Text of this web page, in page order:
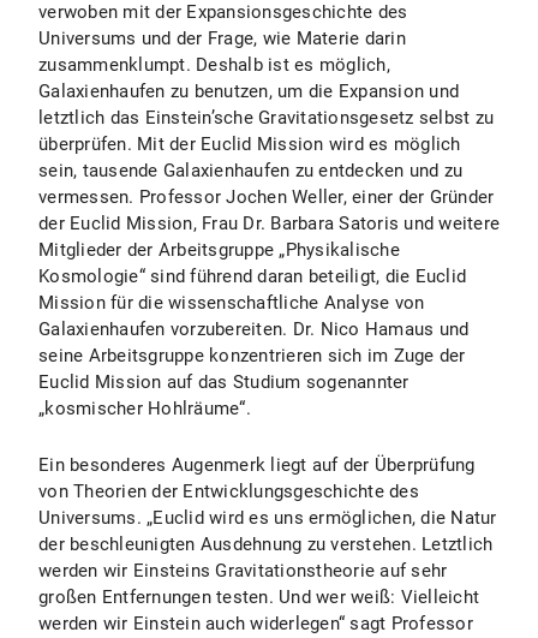
verwoben mit der Expansionsgeschichte des
Universums und der Frage, wie Materie darin
zusammenklumpt. Deshalb ist es möglich,
Galaxienhaufen zu benutzen, um die Expansion und
letztlich das Einstein’sche Gravitationsgesetz selbst zu
überprüfen. Mit der Euclid Mission wird es möglich
sein, tausende Galaxienhaufen zu entdecken und zu
vermessen. Professor Jochen Weller, einer der Gründer
der Euclid Mission, Frau Dr. Barbara Satoris und weitere
Mitglieder der Arbeitsgruppe „Physikalische
Kosmologie“ sind führend daran beteiligt, die Euclid
Mission für die wissenschaftliche Analyse von
Galaxienhaufen vorzubereiten. Dr. Nico Hamaus und
seine Arbeitsgruppe konzentrieren sich im Zuge der
Euclid Mission auf das Studium sogenannter
„kosmischer Hohlräume“.
Ein besonderes Augenmerk liegt auf der Überprüfung
von Theorien der Entwicklungsgeschichte des
Universums. „Euclid wird es uns ermöglichen, die Natur
der beschleunigten Ausdehnung zu verstehen. Letztlich
werden wir Einsteins Gravitationstheorie auf sehr
großen Entfernungen testen. Und wer weiß: Vielleicht
werden wir Einstein auch widerlegen“ sagt Professor